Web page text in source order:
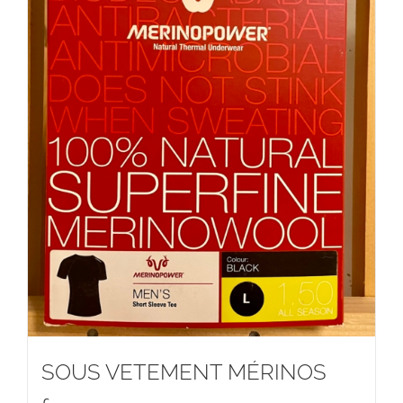
SOUS VETEMENT MÉRINOS